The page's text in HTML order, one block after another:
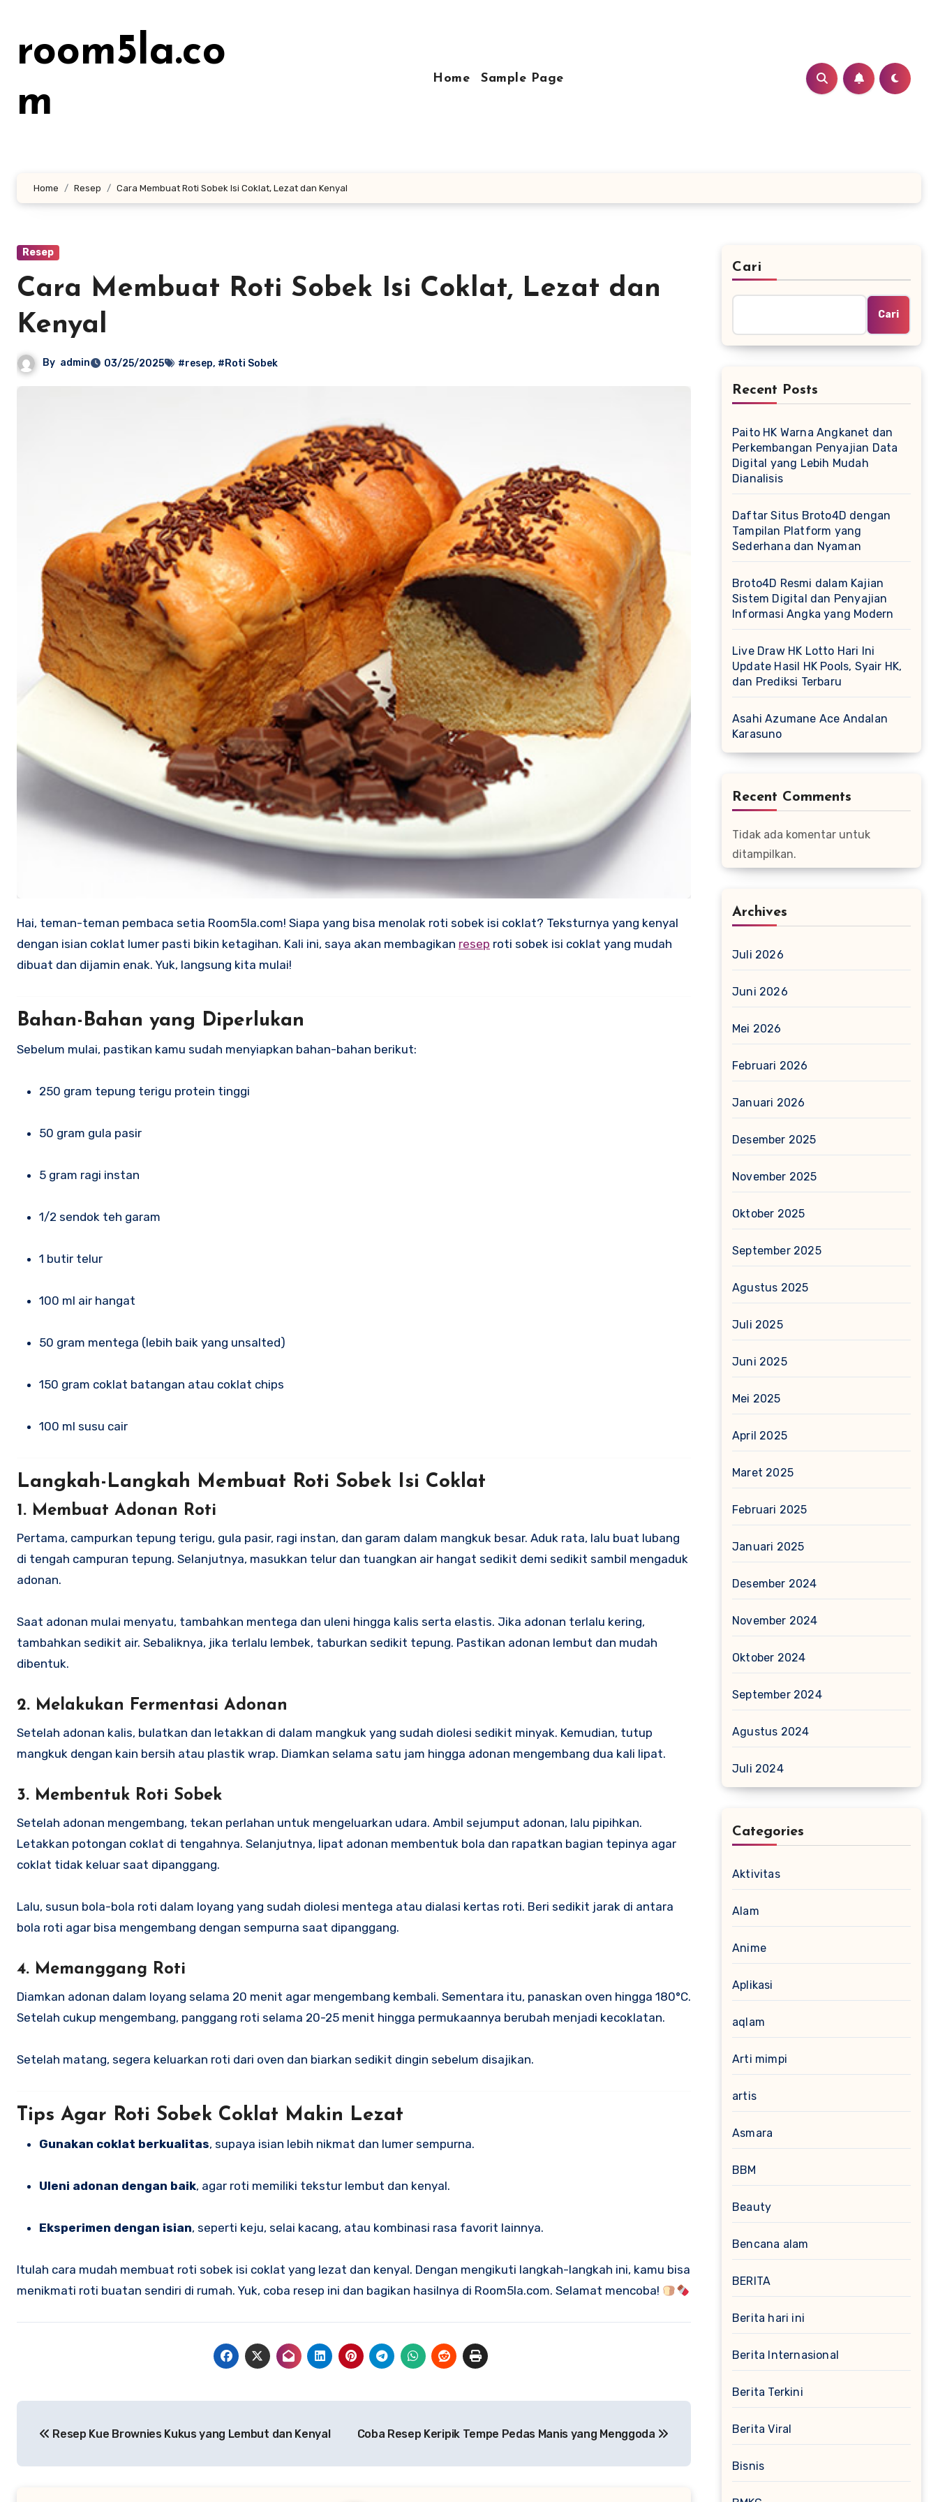
kontenroom5la.co
m
Home Sample Page
Home Resep Cara Membuat Roti Sobek Isi Coklat, Lezat dan Kenyal
Resep
Cara Membuat Roti Sobek Isi Coklat, Lezat dan
Kenyal
By admin 03/25/2025 #resep, #Roti Sobek
Hai, teman-teman pembaca setia Room5la.com! Siapa yang bisa menolak roti sobek isi coklat? Teksturnya yang kenyal
dengan isian coklat lumer pasti bikin ketagihan. Kali ini, saya akan membagikan resep roti sobek isi coklat yang mudah
dibuat dan dijamin enak. Yuk, langsung kita mulai!
Bahan-Bahan yang Diperlukan
Sebelum mulai, pastikan kamu sudah menyiapkan bahan-bahan berikut:
250 gram tepung terigu protein tinggi
50 gram gula pasir
5 gram ragi instan
1/2 sendok teh garam
1 butir telur
100 ml air hangat
50 gram mentega (lebih baik yang unsalted)
150 gram coklat batangan atau coklat chips
100 ml susu cair
Langkah-Langkah Membuat Roti Sobek Isi Coklat
1. Membuat Adonan Roti
Pertama, campurkan tepung terigu, gula pasir, ragi instan, dan garam dalam mangkuk besar. Aduk rata, lalu buat lubang
di tengah campuran tepung. Selanjutnya, masukkan telur dan tuangkan air hangat sedikit demi sedikit sambil mengaduk
adonan.
Saat adonan mulai menyatu, tambahkan mentega dan uleni hingga kalis serta elastis. Jika adonan terlalu kering,
tambahkan sedikit air. Sebaliknya, jika terlalu lembek, taburkan sedikit tepung. Pastikan adonan lembut dan mudah
dibentuk.
2. Melakukan Fermentasi Adonan
Setelah adonan kalis, bulatkan dan letakkan di dalam mangkuk yang sudah diolesi sedikit minyak. Kemudian, tutup
mangkuk dengan kain bersih atau plastik wrap. Diamkan selama satu jam hingga adonan mengembang dua kali lipat.
3. Membentuk Roti Sobek
Setelah adonan mengembang, tekan perlahan untuk mengeluarkan udara. Ambil sejumput adonan, lalu pipihkan.
Letakkan potongan coklat di tengahnya. Selanjutnya, lipat adonan membentuk bola dan rapatkan bagian tepinya agar
coklat tidak keluar saat dipanggang.
Lalu, susun bola-bola roti dalam loyang yang sudah diolesi mentega atau dialasi kertas roti. Beri sedikit jarak di antara
bola roti agar bisa mengembang dengan sempurna saat dipanggang.
4. Memanggang Roti
Diamkan adonan dalam loyang selama 20 menit agar mengembang kembali. Sementara itu, panaskan oven hingga 180°C.
Setelah cukup mengembang, panggang roti selama 20-25 menit hingga permukaannya berubah menjadi kecoklatan.
Setelah matang, segera keluarkan roti dari oven dan biarkan sedikit dingin sebelum disajikan.
Tips Agar Roti Sobek Coklat Makin Lezat
Gunakan coklat berkualitas, supaya isian lebih nikmat dan lumer sempurna.
Uleni adonan dengan baik, agar roti memiliki tekstur lembut dan kenyal.
Eksperimen dengan isian, seperti keju, selai kacang, atau kombinasi rasa favorit lainnya.
Itulah cara mudah membuat roti sobek isi coklat yang lezat dan kenyal. Dengan mengikuti langkah-langkah ini, kamu bisa
menikmati roti buatan sendiri di rumah. Yuk, coba resep ini dan bagikan hasilnya di Room5la.com. Selamat mencoba!
pos Resep Kue Brownies Kukus yang Lembut dan Kenyal Coba Resep Keripik Tempe Pedas Manis yang Menggoda
Cari
Cari
Recent Posts
Paito HK Warna Angkanet dan
Perkembangan Penyajian Data
Digital yang Lebih Mudah
Dianalisis
Daftar Situs Broto4D dengan
Tampilan Platform yang
Sederhana dan Nyaman
Broto4D Resmi dalam Kajian
Sistem Digital dan Penyajian
Informasi Angka yang Modern
Live Draw HK Lotto Hari Ini
Update Hasil HK Pools, Syair HK,
dan Prediksi Terbaru
Asahi Azumane Ace Andalan
Karasuno
Recent Comments
Tidak ada komentar untuk
ditampilkan.
Archives
Juli 2026
Juni 2026
Mei 2026
Februari 2026
Januari 2026
Desember 2025
November 2025
Oktober 2025
September 2025
Agustus 2025
Juli 2025
Juni 2025
Mei 2025
April 2025
Maret 2025
Februari 2025
Januari 2025
Desember 2024
November 2024
Oktober 2024
September 2024
Agustus 2024
Juli 2024
Categories
Aktivitas
Alam
Anime
Aplikasi
aqlam
Arti mimpi
artis
Asmara
BBM
Beauty
Bencana alam
BERITA
Berita hari ini
Berita Internasional
Berita Terkini
Berita Viral
Bisnis